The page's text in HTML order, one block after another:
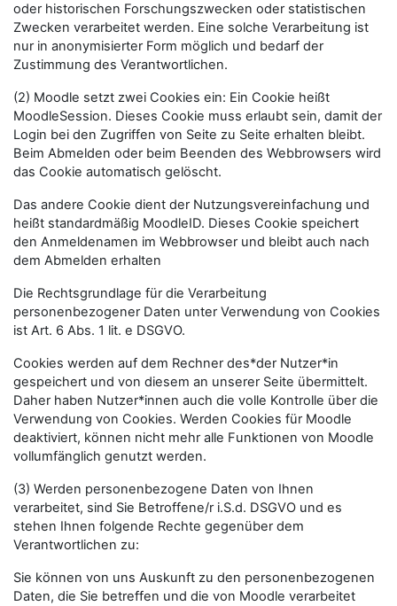
oder historischen Forschungszwecken oder statistischen
Zwecken verarbeitet werden. Eine solche Verarbeitung ist
nur in anonymisierter Form möglich und bedarf der
Zustimmung des Verantwortlichen.
(2) Moodle setzt zwei Cookies ein: Ein Cookie heißt
MoodleSession. Dieses Cookie muss erlaubt sein, damit der
Login bei den Zugriffen von Seite zu Seite erhalten bleibt.
Beim Abmelden oder beim Beenden des Webbrowsers wird
das Cookie automatisch gelöscht.
Das andere Cookie dient der Nutzungsvereinfachung und
heißt standardmäßig MoodleID. Dieses Cookie speichert
den Anmeldenamen im Webbrowser und bleibt auch nach
dem Abmelden erhalten
Die Rechtsgrundlage für die Verarbeitung
personenbezogener Daten unter Verwendung von Cookies
ist Art. 6 Abs. 1 lit. e DSGVO.
Cookies werden auf dem Rechner des*der Nutzer*in
gespeichert und von diesem an unserer Seite übermittelt.
Daher haben Nutzer*innen auch die volle Kontrolle über die
Verwendung von Cookies. Werden Cookies für Moodle
deaktiviert, können nicht mehr alle Funktionen von Moodle
vollumfänglich genutzt werden.
(3) Werden personenbezogene Daten von Ihnen
verarbeitet, sind Sie Betroffene/r i.S.d. DSGVO und es
stehen Ihnen folgende Rechte gegenüber dem
Verantwortlichen zu:
Sie können von uns Auskunft zu den personenbezogenen
Daten, die Sie betreffen und die von Moodle verarbeitet